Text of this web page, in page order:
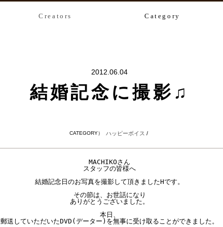
Creators Category
2012.06.04
結婚記念に撮影♫
CATEGORY） ハッピーボイス /
MACHIKOさん
スタッフの皆様へ
結婚記念日のお写真を撮影して頂きましたHです。
その節は、お世話になり
ありがとうございました。
本日、
郵送していただいたDVD(データー)を無事に受け取ることができました。